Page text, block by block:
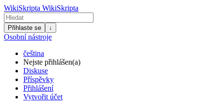
WikiSkripta WikiSkripta
Přihlaste se ↓
Osobní nástroje
čeština
Nejste přihlášen(a)
Diskuse
Příspěvky
Přihlášení
Vytvořit účet